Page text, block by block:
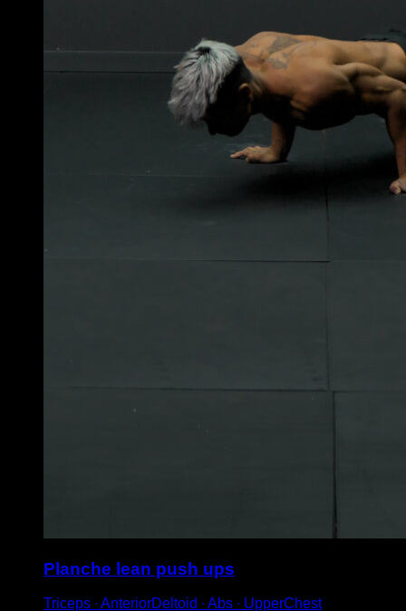
Planche lean push ups
Triceps ∙ AnteriorDeltoid ∙ Abs ∙ UpperChest